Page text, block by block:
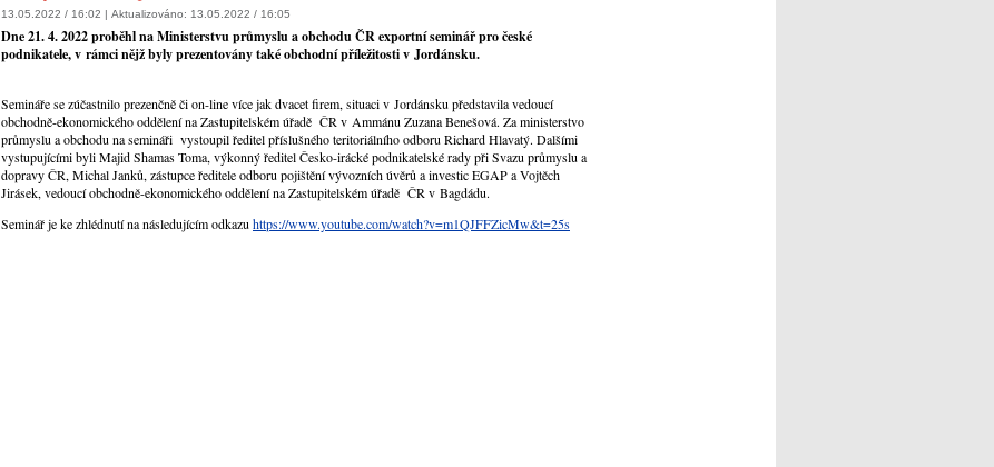
13.05.2022 / 16:02 | Aktualizováno: 13.05.2022 / 16:05
Dne 21. 4. 2022 proběhl na Ministerstvu průmyslu a obchodu ČR exportní seminář pro české
podnikatele, v rámci nějž byly prezentovány také obchodní příležitosti v Jordánsku.
Semináře se zúčastnilo prezenčně či on-line více jak dvacet firem, situaci v Jordánsku představila vedoucí
obchodně-ekonomického oddělení na Zastupitelském úřadě ČR v Ammánu Zuzana Benešová. Za ministerstvo
průmyslu a obchodu na semináři vystoupil ředitel příslušného teritoriálního odboru Richard Hlavatý. Dalšími
vystupujícími byli Majid Shamas Toma, výkonný ředitel Česko-irácké podnikatelské rady při Svazu průmyslu a
dopravy ČR, Michal Janků, zástupce ředitele odboru pojištění vývozních úvěrů a investic EGAP a Vojtěch
Jirásek, vedoucí obchodně-ekonomického oddělení na Zastupitelském úřadě ČR v Bagdádu.
Seminář je ke zhlédnutí na následujícím odkazuhttps://www.youtube.com/watch?v=m1QJFFZicMw&t=25s